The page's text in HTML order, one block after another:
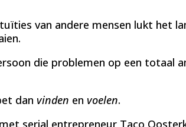
van andere mensen lukt het
die problemen op een totaal
dan vinden en voelen.
serial entrepreneur Taco